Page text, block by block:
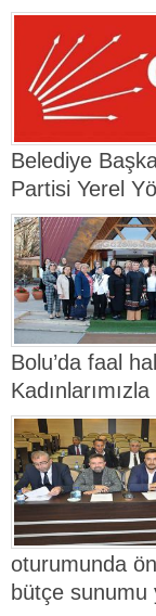
Belediye
Partisi Yerel
Bolu’da faal
oturumunda
bütçe sunumu